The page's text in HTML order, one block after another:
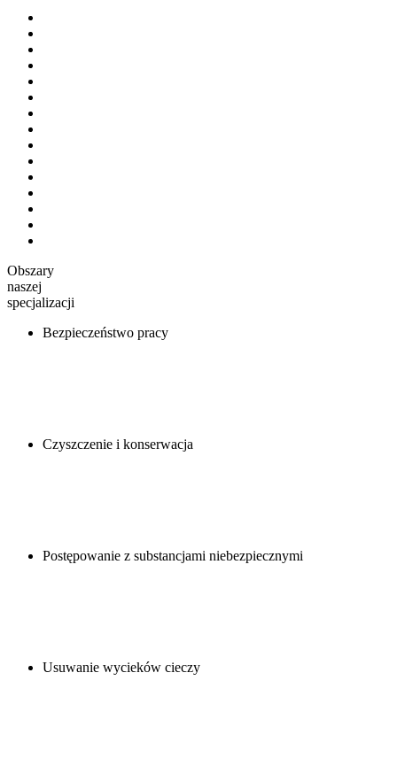
Obszary
naszej
specjalizacji
Bezpieczeństwo pracy
Czyszczenie i konserwacja
Postępowanie z substancjami niebezpiecznymi
Usuwanie wycieków cieczy